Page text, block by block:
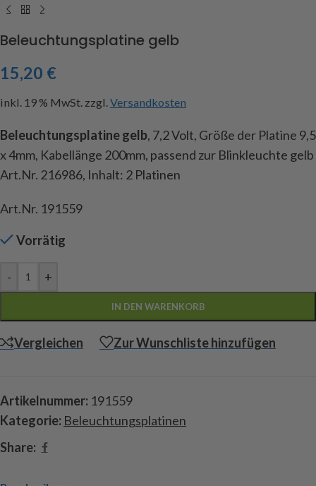
Beleuchtungsplatine gelb
15,20 €
inkl. 19 % MwSt. zzgl.Versandkosten
Beleuchtungsplatine gelb, 7,2 Volt, Größe der Platine 9,5
x 4mm, Kabellänge 200mm, passend zur Blinkleuchte gelb
Art.Nr. 216986, Inhalt: 2 Platinen
Art.Nr. 191559
Vorrätig
- +
IN DEN WARENKORB
Vergleichen Zur Wunschliste hinzufügen
Artikelnummer: 191559
Kategorie: Beleuchtungsplatinen
Share: